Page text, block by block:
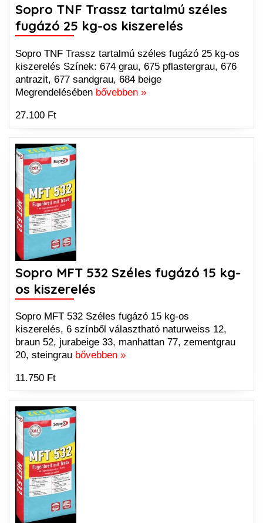
Sopro TNF Trassz tartalmú széles
fugázó 25 kg-os kiszerelés
Sopro TNF Trassz tartalmú széles fugázó 25 kg-os
kiszerelés Színek: 674 grau, 675 pflastergrau, 676
antrazit, 677 sandgrau, 684 beige
Megrendelésében bővebben »
27.100 Ft
Sopro MFT 532 Széles fugázó 15 kg-
os kiszerelés
Sopro MFT 532 Széles fugázó 15 kg-os
kiszerelés, 6 színből választható naturweiss 12,
braun 52, jurabeige 33, manhattan 77, zementgrau
20, steingrau bővebben »
11.750 Ft